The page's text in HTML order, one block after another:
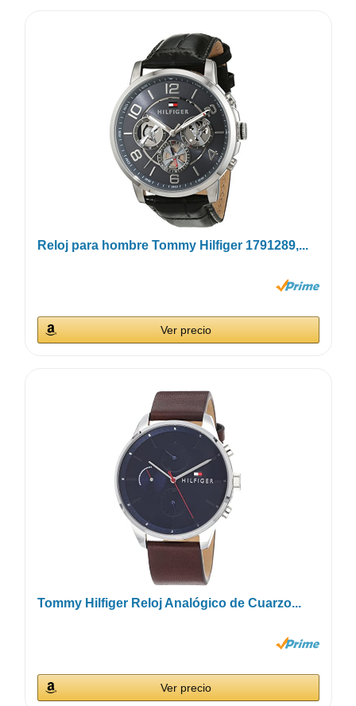
Reloj para hombre Tommy Hilfiger 1791289,...
Ver precio
Tommy Hilfiger Reloj Analógico de Cuarzo...
Ver precio